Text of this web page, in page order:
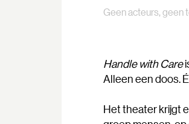
Geen acteurs, geen
Handle with Care
Alleen een doos.
Het theater krijgt